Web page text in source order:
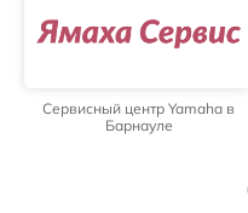
Сервисный центр Yamaha в
Барнауле